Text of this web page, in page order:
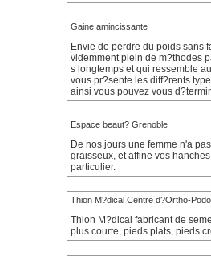
Gaine amincissante
Envie de perdre du poids sans
videmment plein de m?thodes
s longtemps et qui ressemble
vous pr?sente les diff?rents
ainsi vous pouvez vous
Espace beaut? Grenoble
De nos jours une femme n'a
graisseux, et affine vos
particulier.
Thion M?dical Centre d?Ortho-
Thion M?dical fabricant de
plus courte, pieds plats, pieds